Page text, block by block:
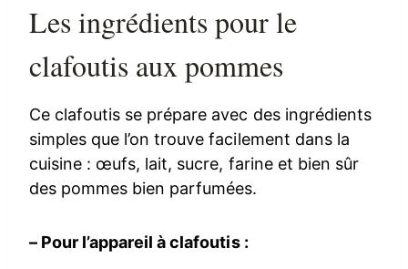
Les ingrédients pour le
clafoutis aux pommes
Ce clafoutis se prépare avec des ingrédients
simples que l’on trouve facilement dans la
cuisine : œufs, lait, sucre, farine et bien sûr
des pommes bien parfumées.
– Pour l’appareil à clafoutis :